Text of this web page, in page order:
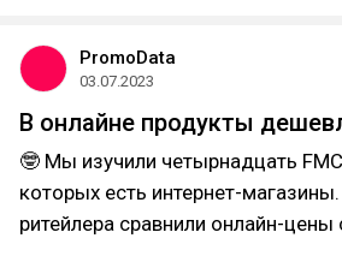
PromoData
03.07.2023
В онлайне продукты
🤓 Мы изучили четырнадцать
которых есть интернет-
ритейлера сравнили онлайн-